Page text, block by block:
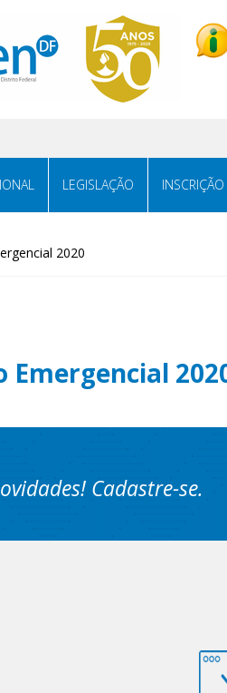
LEGISLAÇÃO INSCRIÇÃO
2020
Emergencial
Cadastre-se.